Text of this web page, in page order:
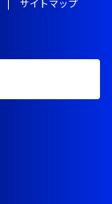
サイトマップ